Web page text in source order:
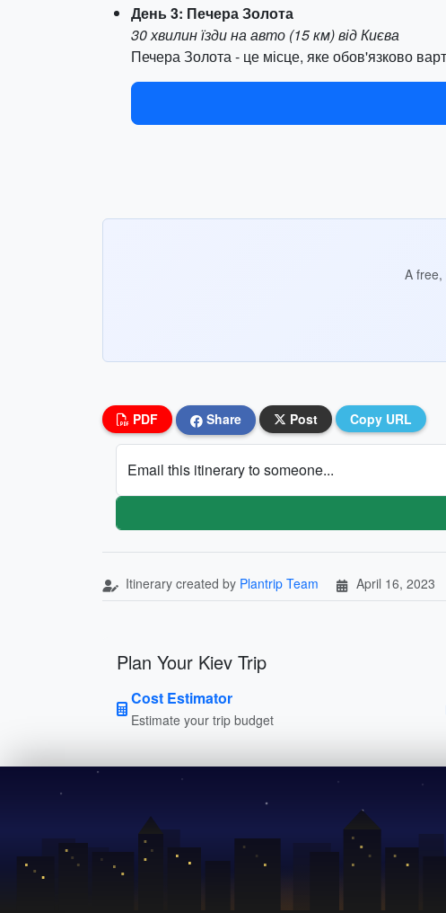
День 3: Печера Золота
30 хвилин їзди на авто (15 км) від Києва
Печера Золота - це місце, яке обов'язково
A
PDF Share Post Copy URL
Email this itinerary to someone...
Itinerary created by Plantrip Team April 16, 2023
Plan Your Kiev Trip
Cost Estimator
Estimate your trip budget